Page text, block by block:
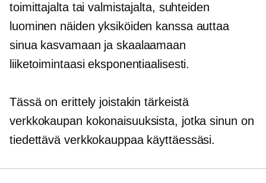
toimittajalta tai valmistajalta, suhteiden
luominen näiden yksiköiden kanssa auttaa
sinua kasvamaan ja skaalaamaan
liiketoimintaasi eksponentiaalisesti.
Tässä on erittely joistakin tärkeistä
verkkokaupan kokonaisuuksista, jotka sinun on
tiedettävä verkkokauppaa käyttäessäsi.